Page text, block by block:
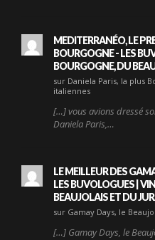
MEDITERRANÉO, LE
BOURGOGNE - LES
BOURGOGNE, DU
sur Daniela Paris, la plus
italiennes
[…] vous avions dressé
Daniela Paris,…
LE MEILLEUR DES
LES BUVOLOGUES |
BEAUJOLAIS ET DU
sur Gamay Days, le
[…] Gamay Days, le